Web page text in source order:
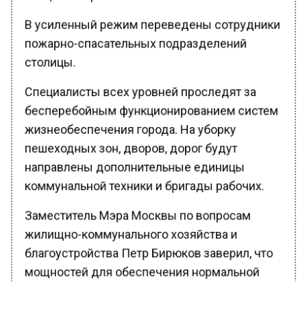
В усиленный режим переведены сотрудники
пожарно-спасательных подразделений
столицы.
Специалисты всех уровней проследят за
бесперебойным функционированием систем
жизнеобеспечения города. На уборку
пешеходных зон, дворов, дорог будут
направлены дополнительные единицы
коммунальной техники и бригады рабочих.
Заместитель Мэра Москвы по вопросам
жилищно-коммунального хозяйства и
благоустройства Петр Бирюков заверил, что
мощностей для обеспечения нормальной